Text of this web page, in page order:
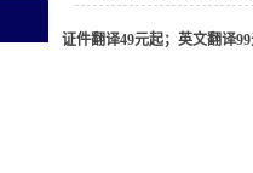
证件翻译49元起；英文翻译